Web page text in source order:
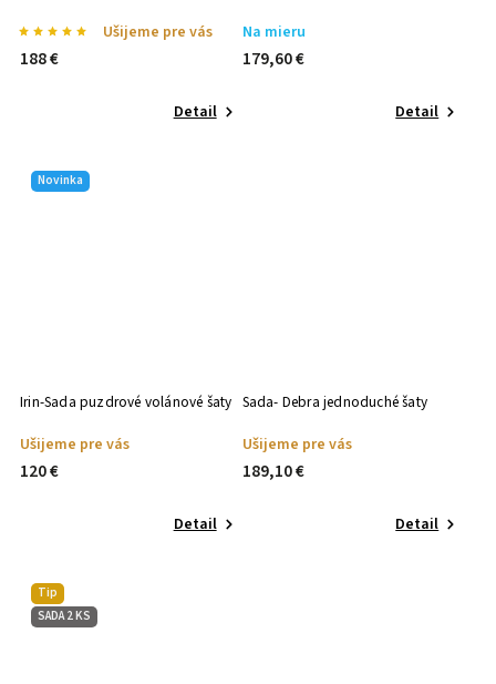
Ušijeme pre vás
188 €
Detail
Na mieru
179,60 €
Detail
Novinka
Irin-Sada puzdrové volánové šaty
Ušijeme pre vás
120 €
Detail
Sada- Debra jednoduché šaty
Ušijeme pre vás
189,10 €
Detail
Tip
SADA 2 KS